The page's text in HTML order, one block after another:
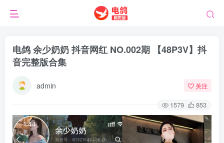
电鸽 余少奶奶 抖音网红 NO.002期 【48P3V】抖
音完整版合集
admin 关注
1579 853